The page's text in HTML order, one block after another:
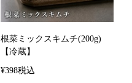
根菜ミックスキムチ(200g)
【冷蔵】
¥398税込